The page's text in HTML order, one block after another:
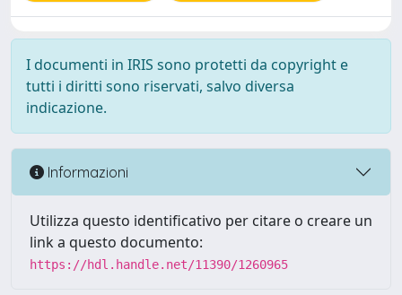
I documenti in IRIS sono protetti da copyright e
tutti i diritti sono riservati, salvo diversa
indicazione.
Informazioni
Utilizza questo identificativo per citare o creare un
link a questo documento:
https://hdl.handle.net/11390/1260965